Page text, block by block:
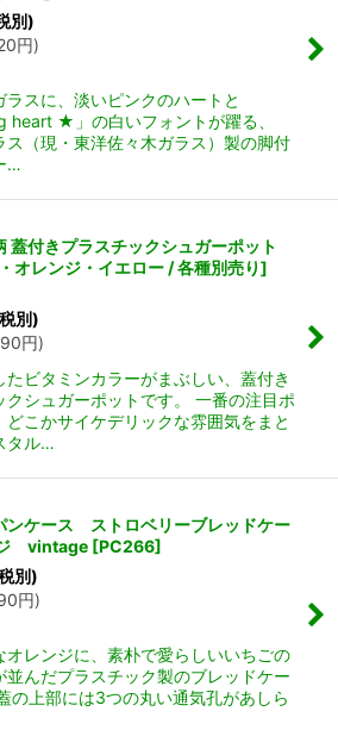
別)
円)
ラスに、淡いピンクのハートと
heart ★」の白いフォントが躍る、
ス（現・東洋佐々木ガラス）製の脚付
…
蓋付きプラスチックシュガーポット
オレンジ・イエロー / 各種別売り]
別)
円)
たビタミンカラーがまぶしい、蓋付き
クシュガーポットです。 一番の注目ポ
どこかサイケデリックな雰囲気をまと
タル…
ンケース ストロベリーブレッドケー
ジ vintage [PC266]
別)
円)
オレンジに、素朴で愛らしいいちごの
並んだプラスチック製のブレッドケー
の上部には3つの丸い通気孔があしら